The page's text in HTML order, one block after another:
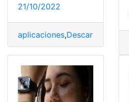
21/10/2022
aplicaciones,Descarga